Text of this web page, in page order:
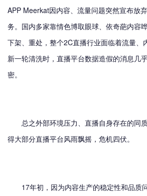
APP Meerkat因内容、流量问题突然宣布放
务。国内多家靠情色博取眼球、依奇葩内容
下架、重处，整个2C直播行业面临着流量、
新一轮清洗时，直播平台数据造假的消息几
密。
总之外部环境压力、直播自身存在的同
得大部分直播平台风雨飘摇，危机四伏。
17年初，因为内容生产的稳定性和品质